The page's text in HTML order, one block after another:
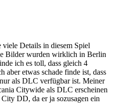
Details in diesem Spiel
Bilder wurden wirklich in Berlin
ich es toll, dass gleich 4
aber etwas schade finde ist, dass
als DLC verfügbar ist. Meiner
Citywide als DLC erscheinen
DD, da er ja sozusagen ein